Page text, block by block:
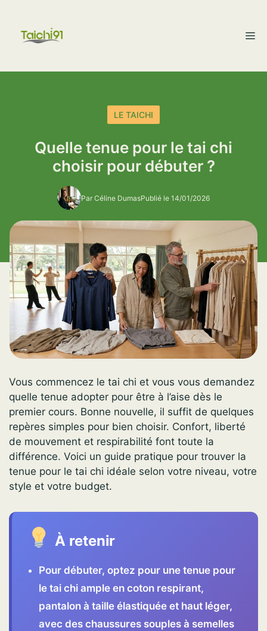
contenu
LE TAICHI
Quelle tenue pour le tai chi
choisir pour débuter ?
Par Céline DumasPublié le 14/01/2026
Vous commencez le tai chi et vous vous demandez
quelle tenue adopter pour être à l’aise dès le
premier cours. Bonne nouvelle, il suffit de quelques
repères simples pour bien choisir. Confort, liberté
de mouvement et respirabilité font toute la
différence. Voici un guide pratique pour trouver la
tenue pour le tai chi idéale selon votre niveau, votre
style et votre budget.
À retenir
Pour débuter, optez pour une tenue pour
le tai chi ample en coton respirant,
pantalon à taille élastiquée et haut léger,
avec des chaussures souples à semelles